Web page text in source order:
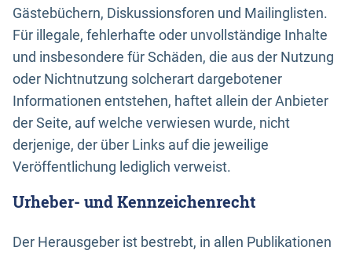
Gästebüchern, Diskussionsforen und Mailinglisten.
Für illegale, fehlerhafte oder unvollständige Inhalte
und insbesondere für Schäden, die aus der Nutzung
oder Nichtnutzung solcherart dargebotener
Informationen entstehen, haftet allein der Anbieter
der Seite, auf welche verwiesen wurde, nicht
derjenige, der über Links auf die jeweilige
Veröffentlichung lediglich verweist.
Urheber- und Kennzeichenrecht
Der Herausgeber ist bestrebt, in allen Publikationen